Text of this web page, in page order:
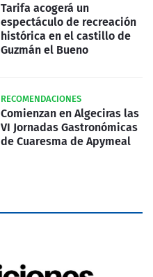
Tarifa acogerá un
espectáculo de recreación
histórica en el castillo de
Guzmán el Bueno
RECOMENDACIONES
Comienzan en Algeciras las
VI Jornadas Gastronómicas
de Cuaresma de Apymeal